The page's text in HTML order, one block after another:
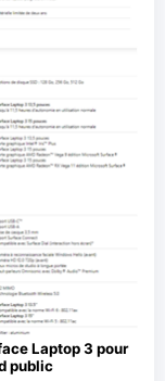
Laptop3 pour
public